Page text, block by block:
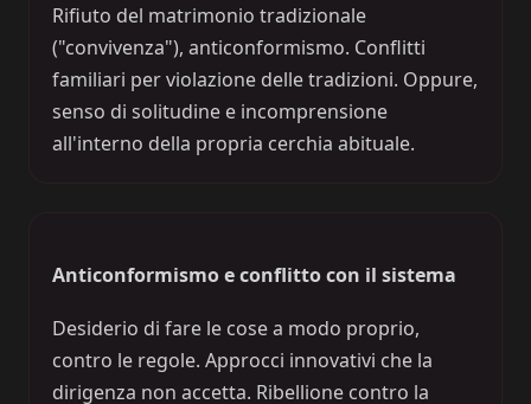
Rifiuto del matrimonio tradizionale
("convivenza"), anticonformismo. Conflitti
familiari per violazione delle tradizioni. Oppure,
senso di solitudine e incomprensione
all'interno della propria cerchia abituale.
Anticonformismo e conflitto con il sistema
Desiderio di fare le cose a modo proprio,
contro le regole. Approcci innovativi che la
dirigenza non accetta. Ribellione contro la